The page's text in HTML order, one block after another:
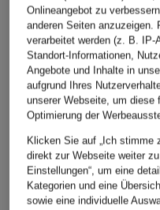
MORE & MORE
Mom Jeans
CHF 95
Ursprünglich:CHF 119
Onlineangebot zu
anderen Seiten anzuzeigen.
verarbeitet werden (z. B. IP-
Standort-Informationen,
Angebote und Inhalte in
aufgrund Ihres
unserer Webseite, um diese
Optimierung der
Klicken Sie auf „Ich stimme
direkt zur Webseite weiter
Einstellungen“, um eine
Kategorien und eine
sowie eine individuelle